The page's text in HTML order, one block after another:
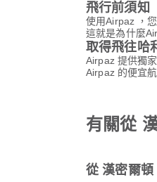
飛行前須知
使用Airpaz ，
這就是為什麼
取得飛往哈
Airpaz 提供獨
Airpaz 的便宜
有關從
從 漢密爾頓